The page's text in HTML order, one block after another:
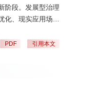
阶段。发展型治理
、现实应用场景
定币差异化监管
币治理模式的转
PDF 引用本文